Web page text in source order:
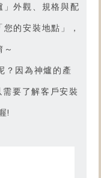
」外觀、規格與配
的安裝地點」，
？因為神爐的產
要了解客戶安裝
!